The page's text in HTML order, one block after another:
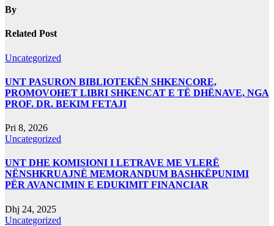
By
Related Post
Uncategorized
UNT PASURON BIBLIOTEKËN SHKENCORE,
PROMOVOHET LIBRI SHKENCAT E TË DHËNAVE, NGA
PROF. DR. BEKIM FETAJI
Pri 8, 2026
Uncategorized
UNT DHE KOMISIONI I LETRAVE ME VLERË
NËNSHKRUAJNË MEMORANDUM BASHKËPUNIMI
PËR AVANCIMIN E EDUKIMIT FINANCIAR
Dhj 24, 2025
Uncategorized